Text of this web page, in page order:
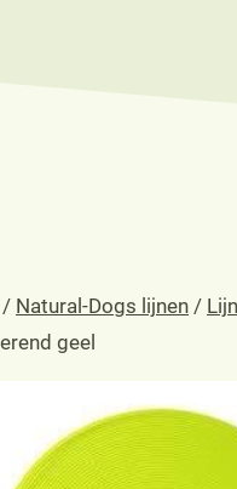
/ Natural-Dogs lijnen /
geel